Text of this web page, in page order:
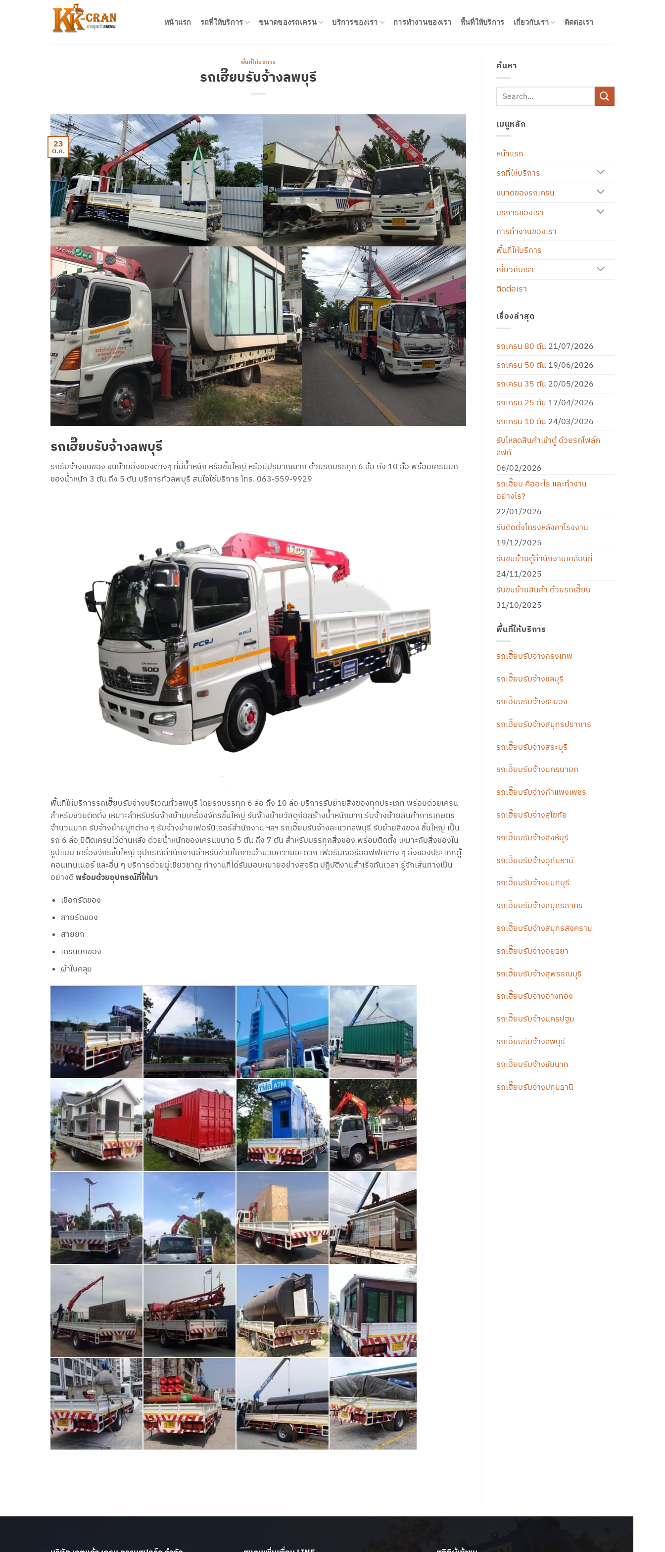
หน้าแรก รถที่ให้บริการ ขนาดของรถเครน บริการของเรา การทำงานของเรา พื้นที่ให้บริการ เกี่ยวกับเรา ติดต่อเรา
พื้นที่ให้บริการ
รถเฮี๊ยบรับจ้างลพบุรี
23
ต.ค.
รถเฮี๊ยบรับจ้างลพบุรี
รถรับจ้างขนของ ขนย้ายสิ่งของต่างๆ ที่มีน้ำหนัก หรือชิ้นใหญ่ หรือมีปริมาณมาก ด้วยรถบรรทุก 6 ล้อ ถึง 10 ล้อ พร้อมเครนยก
ของน้ำหนัก 3 ตัน ถึง 5 ตัน บริการทั่วลพบุรี สนใจใช้บริการ โทร. 063-559-9929
พื้นที่ให้บริการรถเฮี๊ยบรับจ้างบริเวณทั่วลพบุรี โดยรถบรรทุก 6 ล้อ ถึง 10 ล้อ บริการรับย้ายสิ่งของทุกประเภท พร้อมด้วยเครน
สำหรับช่วยติดตั้ง เหมาะสำหรับรับจ้างย้ายเครื่องจักรชิ้นใหญ่ รับจ้างย้ายวัสดุก่อสร้างน้ำหนักมาก รับจ้างย้ายสินค้าการเกษตร
จำนวนมาก รับจ้างย้ายบูทต่าง ๆ รับจ้างย้ายเฟอร์นิเจอร์สำนักงาน ฯลฯ รถเฮี๊ยบรับจ้างละแวกลพบุรี รับย้ายสิ่งของ ชิ้นใหญ่ เป็น
รถ 6 ล้อ มีติดเครนไว้ด้านหลัง ด้วยน้ำหนักของเครนขนาด 5 ตัน ถึง 7 ตัน สำหรับบรรทุกสิ่งของ พร้อมติดตั้ง เหมาะกับสิ่งของใน
รูปแบบ เครื่องจักรชิ้นใหญ่ อุปกรณ์สำนักงานสำหรับช่วยในการอำนวยความสะดวก เฟอร์นิเจอร์ออฟฟิศต่าง ๆ สิ่งของประเภทตู้
คอนเทนเนอร์ และอื่น ๆ บริการด้วยผู้เชี่ยวชาญ ทำงานที่ได้รับมอบหมายอย่างสุจริต ปฏิบัติงานสำเร็จทันเวลา รู้จักเส้นทางเป็น
อย่างดี พร้อมด้วยอุปกรณ์ที่ให้มา
เชือกรัดของ
สายรัดของ
สายยก
เครนยกของ
ผ้าใบคลุม
ค้นหา
เมนูหลัก
หน้าแรก
รถที่ให้บริการ
ขนาดของรถเครน
บริการของเรา
การทำงานของเรา
พื้นที่ให้บริการ
เกี่ยวกับเรา
ติดต่อเรา
เรื่องล่าสุด
รถเครน 80 ตัน 21/07/2026
รถเครน 50 ตัน 19/06/2026
รถเครน 35 ตัน 20/05/2026
รถเครน 25 ตัน 17/04/2026
รถเครน 10 ตัน 24/03/2026
รับโหลดสินค้าเข้าตู้ ด้วยรถโฟล์ค
ลิฟท์
06/02/2026
รถเฮี๊ยบ คืออะไร และทำงาน
อย่างไร?
22/01/2026
รับติดตั้งโครงหลังคาโรงงาน
19/12/2025
รับขนย้ายตู้สำนักงานเคลื่อนที่
24/11/2025
รับขนย้ายสินค้า ด้วยรถเฮี๊ยบ
31/10/2025
พื้นที่ให้บริการ
รถเฮี๊ยบรับจ้างกรุงเทพ
รถเฮี๊ยบรับจ้างชลบุรี
รถเฮี๊ยบรับจ้างระยอง
รถเฮี๊ยบรับจ้างสมุทรปราการ
รถเฮี๊ยบรับจ้างสระบุรี
รถเฮี๊ยบรับจ้างนครนายก
รถเฮี๊ยบรับจ้างกำแพงเพชร
รถเฮี๊ยบรับจ้างสุโขทัย
รถเฮี๊ยบรับจ้างสิงห์บุรี
รถเฮี๊ยบรับจ้างอุทัยธานี
รถเฮี๊ยบรับจ้างนนทบุรี
รถเฮี๊ยบรับจ้างสมุทรสาคร
รถเฮี๊ยบรับจ้างสมุทรสงคราม
รถเฮี๊ยบรับจ้างอยุธยา
รถเฮี๊ยบรับจ้างสุพรรณบุรี
รถเฮี๊ยบรับจ้างอ่างทอง
รถเฮี๊ยบรับจ้างนครปฐม
รถเฮี๊ยบรับจ้างลพบุรี
รถเฮี๊ยบรับจ้างชัยนาท
รถเฮี๊ยบรับจ้างปทุมธานี